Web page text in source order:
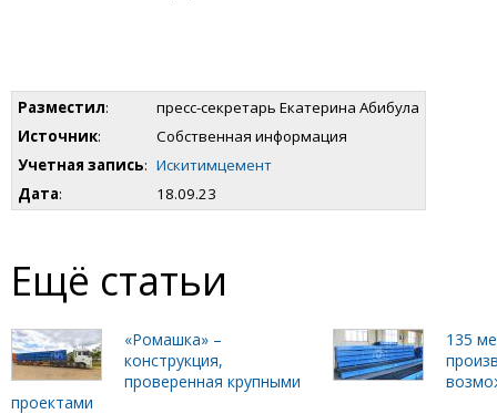
Разместил:
пресс-секретарь Екатерина Абибула
Источник:
Собственная информация
Учетная запись: Искитимцемент
Дата: 18.09.23
Ещё статьи
«Ромашка» –
конструкция,
проверенная крупными
проектами
135